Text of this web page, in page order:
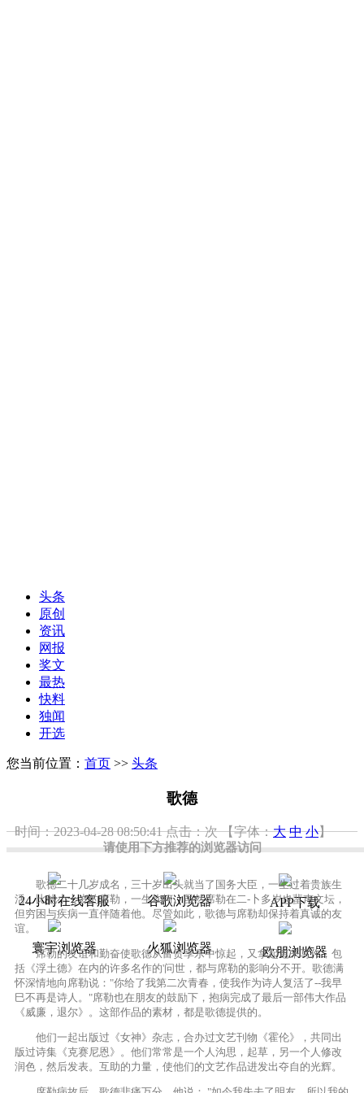
请使用下方推荐的浏览器访问
24小时在线客服 谷歌浏览器 APP下载
寰宇浏览器 火狐浏览器 欧朋浏览器
头条
原创
资讯
网报
奖文
最热
快料
独闻
开选
您当前位置： 首页 >> 头条
歌德
时间：2023-04-28 08:50:41点击：次 【字体：大 中 小】
歌德二十几岁成名，三十岁出头就当了国务大臣，一生过着贵族生
活。比他小十岁的席勒，一生坎坷。虽然席勒在二-卜多岁也蜚声文坛，
但穷困与疾病一直伴随着他。尽管如此，歌德与席勒却保持着真诚的友
谊。
席勒的友谊和勤奋使歌德从富贵享乐中惊起，又拿起笔来写作，包
括《浮土德》在内的许多名作的'问世，都与席勒的影响分不开。歌德满
怀深情地向席勒说："你给了我第二次青春，使我作为诗人复活了--我早
巳不再是诗人。"席勒也在朋友的鼓励下，抱病完成了最后一部伟大作品
《威廉，退尔》。这部作品的素材，都是歌德提供的。
他们一起出版过《女神》杂志，合办过文艺刊物《霍伦》，共同出
版过诗集《克赛尼恩》。他们常常是一个人沟思，起草，另一个人修改
润色，然后发表。互助的力量，使他们的文艺作品进发出夺自的光辉。